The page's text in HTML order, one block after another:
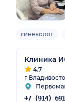
гинеколог
Клиника
4.7
г